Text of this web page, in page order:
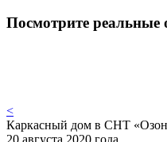
Посмотрите
<
Каркасный дом в СНТ
20 августа 2020 года